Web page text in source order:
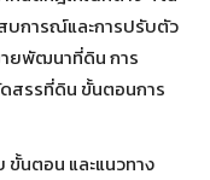
บการณ์และการปรับตัว
ยพัฒนาที่ดิน การ
สรรที่ดิน ขั้นตอนการ
นตอน และแนวทาง